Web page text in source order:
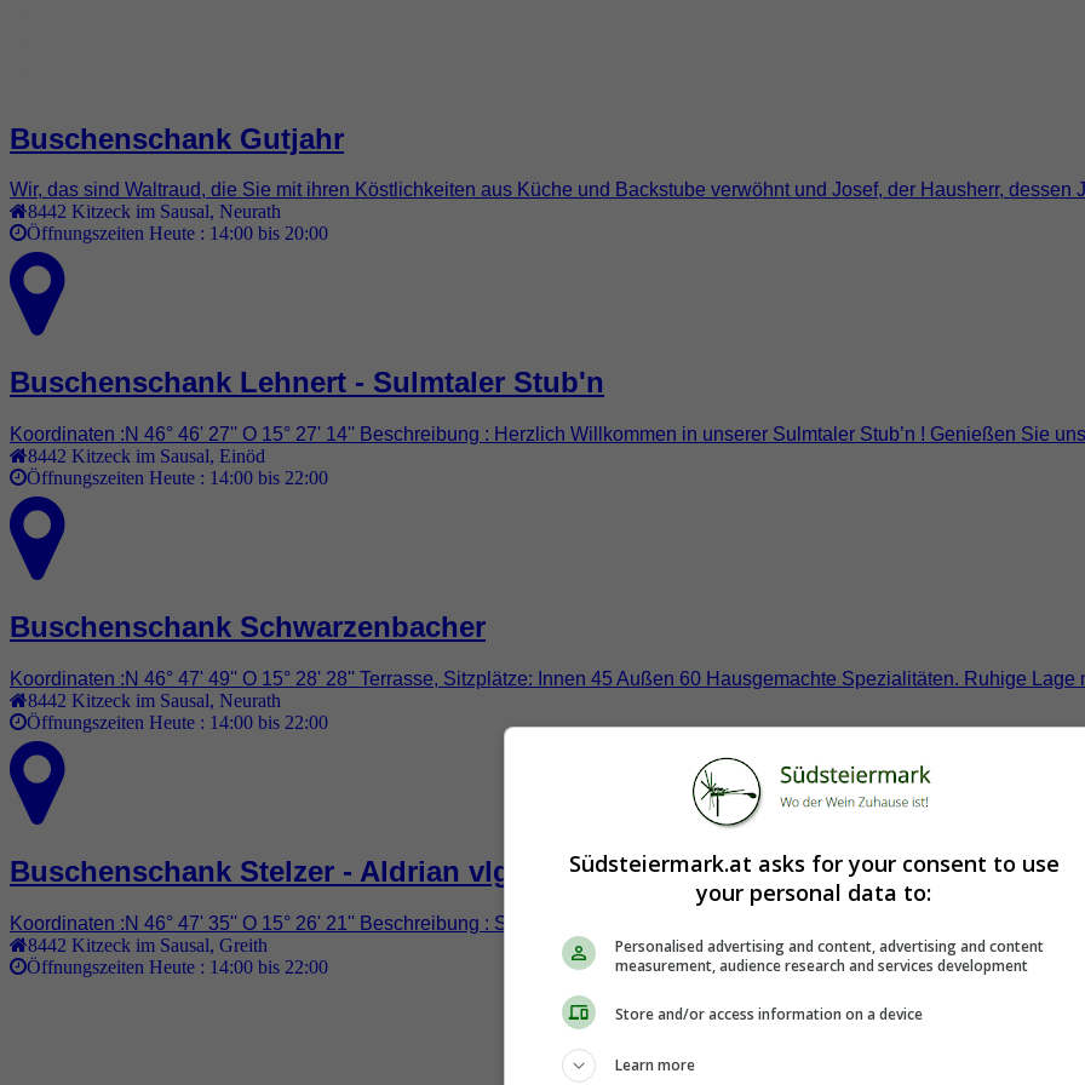
Buschenschank Gutjahr
Wir, das sind Waltraud, die Sie mit ihren Köstlichkeiten aus Küche und Backstube verwöhnt und Josef, der Hausherr,
8442 Kitzeck im Sausal, Neurath
Öffnungszeiten Heute : 14:00 bis 20:00
Buschenschank Lehnert - Sulmtaler Stub'n
Koordinaten :N 46° 46' 27'' O 15° 27' 14'' Beschreibung : Herzlich Willkommen in unserer Sulmtaler Stub’n ! Genießen Sie
8442 Kitzeck im Sausal, Einöd
Öffnungszeiten Heute : 14:00 bis 22:00
Buschenschank Schwarzenbacher
Koordinaten :N 46° 47' 49'' O 15° 28' 28'' Terrasse, Sitzplätze: Innen 45 Außen 60 Hausgemachte Spezialitäten. Ruhige
8442 Kitzeck im Sausal Neurath
Öffnungszeiten Heute : 14:00 bis 22:00
Buschenschank Stelzer - Aldrian vlg. Aldrian
Koordinaten :N 46° 47' 35'' O 15° 26' 21'' Beschreibung : Selbstgebackenes Brot, hausgemachte Spezialitäten,
8442 Kitzeck im Sausal Greith
Öffnungszeiten Heute : 14:00 bis 22:00
Südsteiermark.at asks for your consent to use
your personal data to:
Personalised advertising and content, advertising and content
measurement, audience research and services development
Store and/or access information on a device
Learn more